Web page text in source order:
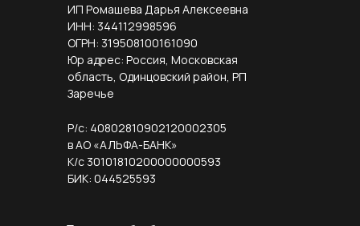
ИП Ромашева Дарья Алексеевна
ИНН: 344112998596
ОГРН: 319508100161090
Юр адрес: Россия, Московская
область, Одинцовский район, РП
Заречье
Р/с: 40802810902120002305
в АО «АЛЬФА-БАНК»
К/с 30101810200000000593
БИК: 044525593